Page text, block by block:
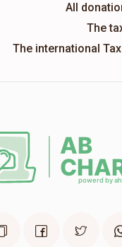
All
The
The international